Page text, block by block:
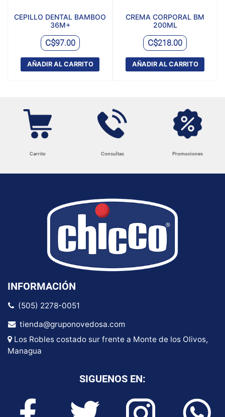
CEPILLO DENTAL BAMBOO
36M+
C$97.00
AÑADIR AL CARRITO
CREMA CORPORAL BM
200ML
C$218.00
AÑADIR AL CARRITO
Carrito Consultas Promociones
INFORMACIÓN
(505) 2278-0051
tienda@gruponovedosa.com
Los Robles costado sur frente a Monte de los Olivos,
Managua
SIGUENOS EN: